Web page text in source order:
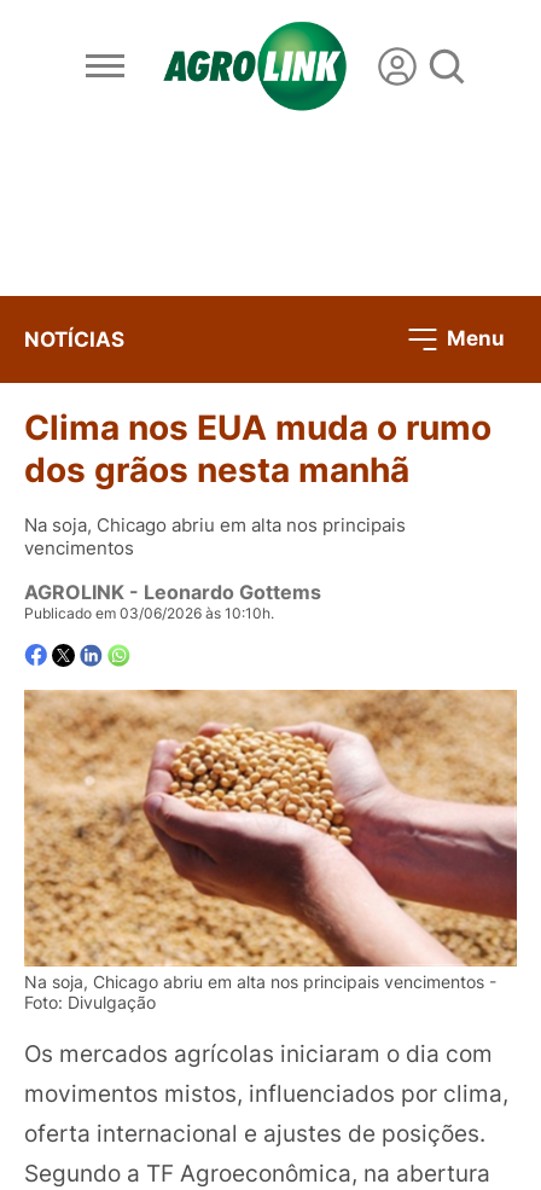
NOTÍCIAS Menu
Clima nos EUA muda o rumo
dos grãos nesta manhã
Na soja, Chicago abriu em alta nos principais
vencimentos
AGROLINK - Leonardo Gottems
Publicado em 03/06/2026 às 10:10h.
Na soja, Chicago abriu em alta nos principais vencimentos -
Foto: Divulgação
Os mercados agrícolas iniciaram o dia com
movimentos mistos, influenciados por clima,
oferta internacional e ajustes de posições.
Segundo a TF Agroeconômica, na abertura